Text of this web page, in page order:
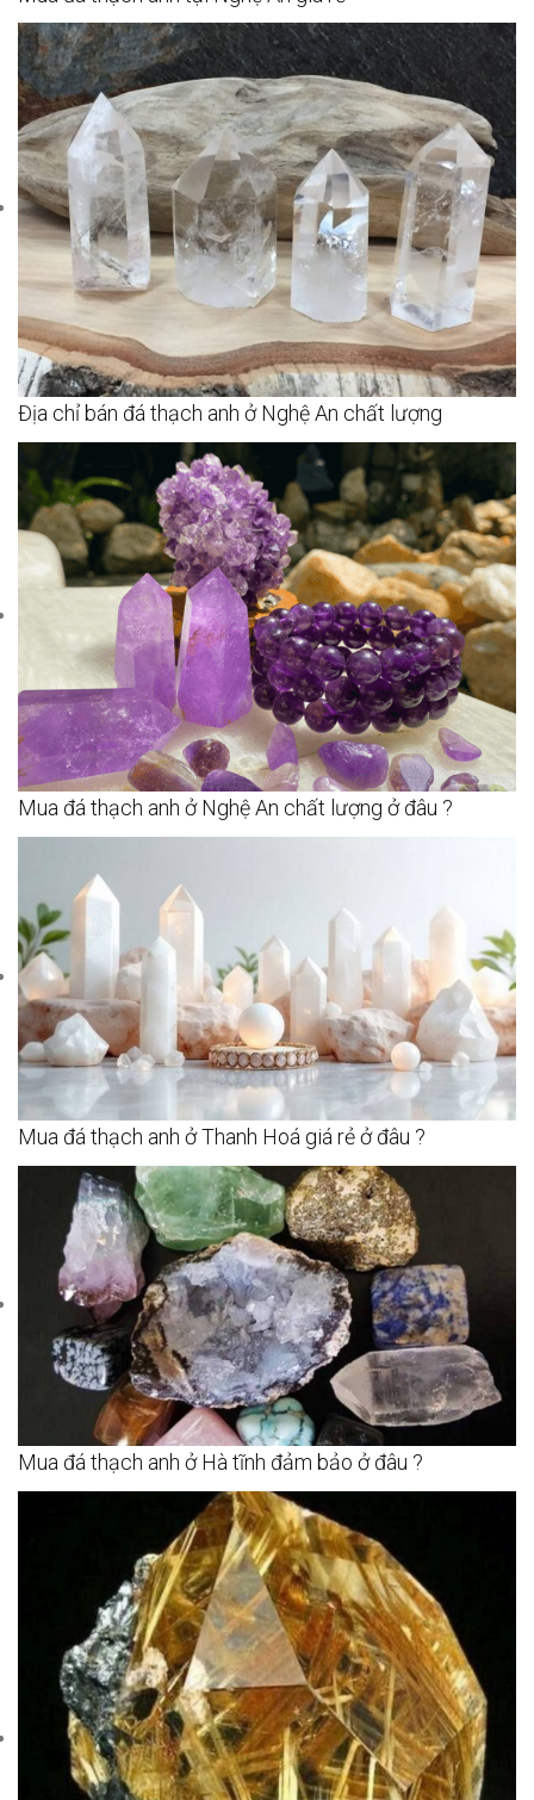
Địa chỉ bán đá thạch anh ở Nghệ An chất lượng
Mua đá thạch anh ở Nghệ An chất lượng ở đâu ?
Mua đá thạch anh ở Thanh Hoá giá rẻ ở đâu ?
Mua đá thạch anh ở Hà tĩnh đảm bảo ở đâu ?